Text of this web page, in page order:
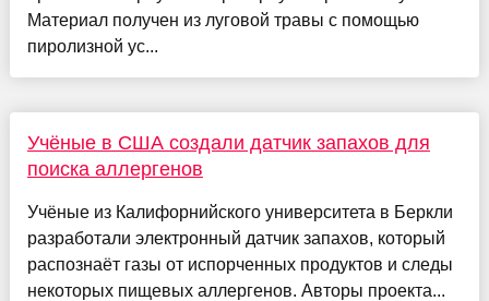
Материал получен из луговой травы с помощью
пиролизной ус...
Учёные в США создали датчик запахов для
поиска аллергенов
Учёные из Калифорнийского университета в Беркли
разработали электронный датчик запахов, который
распознаёт газы от испорченных продуктов и следы
некоторых пищевых аллергенов. Авторы проекта...